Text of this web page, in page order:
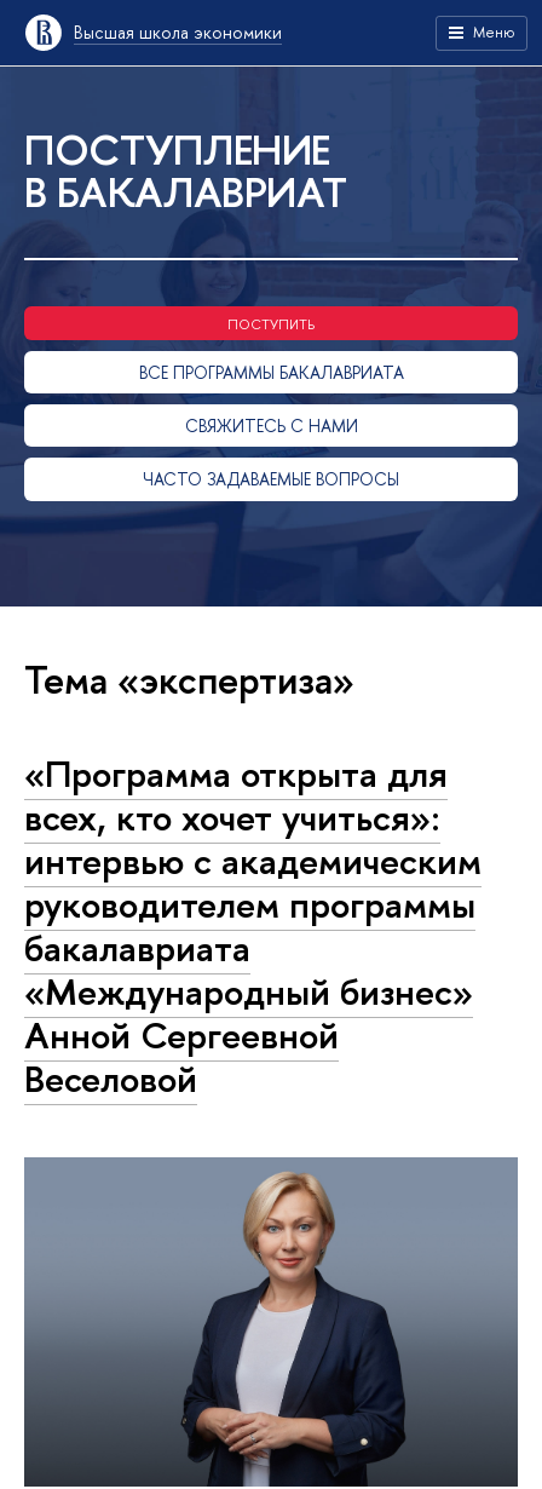
Высшая школа экономики Меню
ПОСТУПЛЕНИЕ
В БАКАЛАВРИАТ
ПОСТУПИТЬ
ВСЕ ПРОГРАММЫ БАКАЛАВРИАТА
СВЯЖИТЕСЬ С НАМИ
ЧАСТО ЗАДАВАЕМЫЕ ВОПРОСЫ
Тема «экспертиза»
«Программа открыта для
всех, кто хочет учиться»:
интервью с академическим
руководителем программы
бакалавриата
«Международный бизнес»
Анной Сергеевной
Веселовой